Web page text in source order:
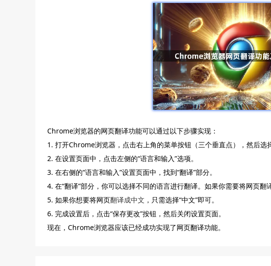
Chrome浏览器的网页翻译功能可以通过以下步骤实现：
1. 打开Chrome浏览器，点击右上角的菜单按钮（三个垂直点），然后选择
2. 在设置页面中，点击左侧的“语言和输入”选项。
3. 在右侧的“语言和输入”设置页面中，找到“翻译”部分。
4. 在“翻译”部分，你可以选择不同的语言进行翻译。如果你需要将网页翻
5. 如果你想要将网页翻译成中文 ，只需选择“中文”即可。
6. 完成设置后，点击“保存更改”按钮，然后关闭设置页面。
现在，Chrome浏览器应该已经成功实现了网页翻译功能。